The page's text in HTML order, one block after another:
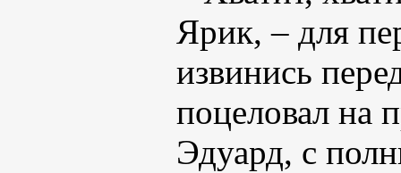
Ярик, – для
извинись
поцеловал на
Эдуард, с